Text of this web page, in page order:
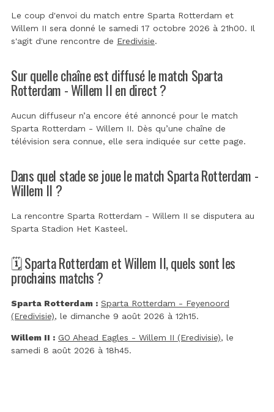
Le coup d'envoi du match entre Sparta Rotterdam et
Willem II sera donné le samedi 17 octobre 2026 à 21h00. Il
s'agit d'une rencontre de Eredivisie.
Sur quelle chaîne est diffusé le match Sparta
Rotterdam - Willem II en direct ?
Aucun diffuseur n’a encore été annoncé pour le match
Sparta Rotterdam - Willem II. Dès qu’une chaîne de
télévision sera connue, elle sera indiquée sur cette page.
Dans quel stade se joue le match Sparta Rotterdam -
Willem II ?
La rencontre Sparta Rotterdam - Willem II se disputera au
Sparta Stadion Het Kasteel.
🗓️ Sparta Rotterdam et Willem II, quels sont les
prochains matchs ?
Sparta Rotterdam : Sparta Rotterdam - Feyenoord
(Eredivisie), le dimanche 9 août 2026 à 12h15.
Willem II : GO Ahead Eagles - Willem II (Eredivisie), le
samedi 8 août 2026 à 18h45.